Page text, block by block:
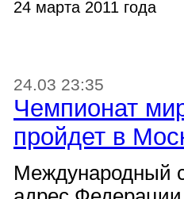
24 марта 2011 года
24.03 23:35
Чемпионат
пройдет в
Международный